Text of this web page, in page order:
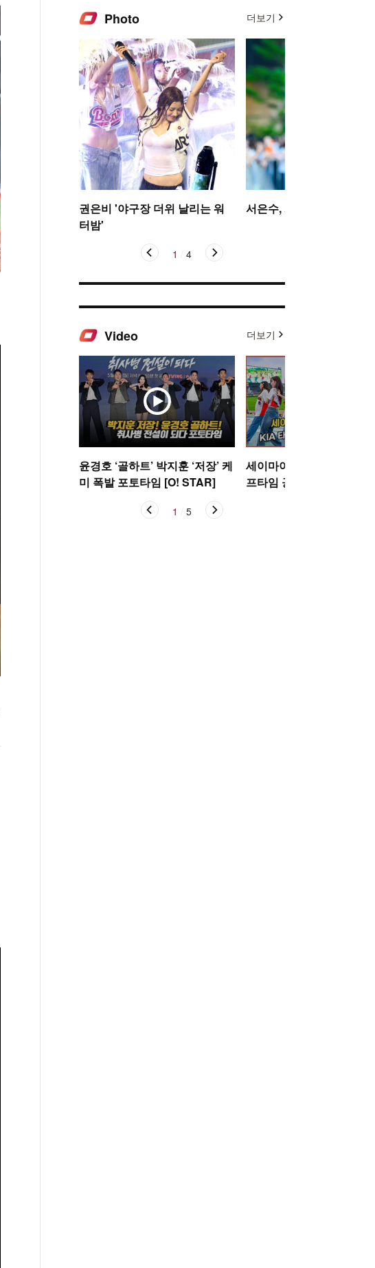
Photo 더보기
권은비 '야구장 더위 날리는 워
터밤'
서은수, 사뿐사뿐
1 4
Video 더보기
윤경호 ‘골하트’ 박지훈 ‘저장’ 케
미 폭발 포토타임 [O! STAR]
세이마이네임,'KIA 타이거
프타임 공연' [O!
1 5